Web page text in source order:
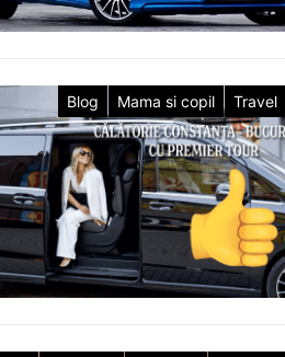
Blog Mama si copil Travel